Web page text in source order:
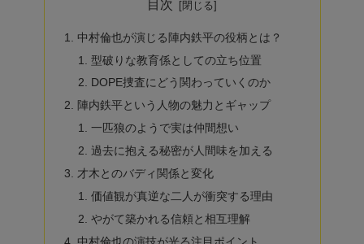
目次
中村倫也が演じる陣内鉄平の役柄とは？
型破りな教育係としての立ち位置
DOPE捜査にどう関わっていくのか
陣内鉄平という人物の魅力とギャップ
一匹狼のようで実は仲間想い
過去に抱える秘密が人間味を加える
才木とのバディ関係と変化
価値観が真逆な二人が衝突する理由
やがて築かれる信頼と相互理解
中村倫也の演技が光る注目ポイント